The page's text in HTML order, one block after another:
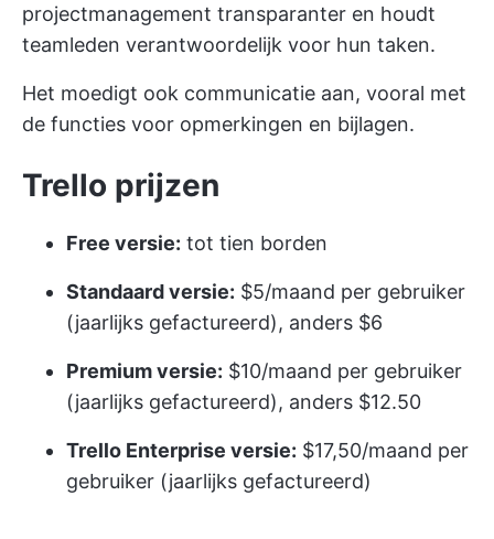
projectmanagement transparanter en houdt
teamleden verantwoordelijk voor hun taken.
Het moedigt ook communicatie aan, vooral met
de functies voor opmerkingen en bijlagen.
Trello prijzen
Free versie: tot tien borden
Standaard versie: $5/maand per gebruiker
(jaarlijks gefactureerd), anders $6
Premium versie: $10/maand per gebruiker
(jaarlijks gefactureerd), anders $12.50
Trello Enterprise versie: $17,50/maand per
gebruiker (jaarlijks gefactureerd)